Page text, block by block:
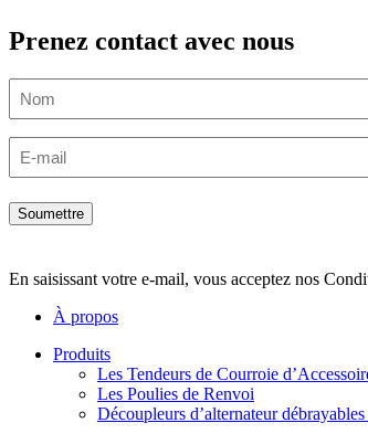
Prenez contact avec nous
En saisissant votre e-mail, vous acceptez nos
À propos
Produits
Les Tendeurs de Courroie
Les Poulies de Renvoi
Découpleurs d’alternateur